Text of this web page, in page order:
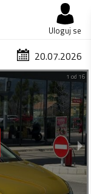
Uloguj se
20.07.2026
1 od 16